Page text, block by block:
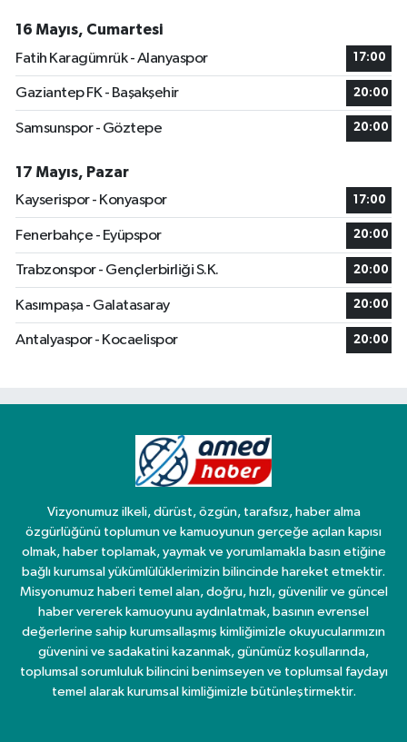
16 Mayıs, Cumartesi
Fatih Karagümrük - Alanyaspor
17:00
Gaziantep FK - Başakşehir 20:00
Samsunspor - Göztepe 20:00
17 Mayıs, Pazar
Kayserispor - Konyaspor
17:00
Fenerbahçe - Eyüpspor 20:00
Trabzonspor - Gençlerbirliği S.K. 20:00
Kasımpaşa - Galatasaray 20:00
Antalyaspor - Kocaelispor 20:00
Vizyonumuz ilkeli, dürüst, özgün, tarafsız, haber alma
özgürlüğünü toplumun ve kamuoyunun gerçeğe açılan kapısı
olmak, haber toplamak, yaymak ve yorumlamakla basın etiğine
bağlı kurumsal yükümlülüklerimizin bilincinde hareket etmektir.
Misyonumuz haberi temel alan, doğru, hızlı, güvenilir ve güncel
haber vererek kamuoyunu aydınlatmak, basının evrensel
değerlerine sahip kurumsallaşmış kimliğimizle okuyucularımızın
güvenini ve sadakatini kazanmak, günümüz koşullarında,
toplumsal sorumluluk bilincini benimseyen ve toplumsal faydayı
temel alarak kurumsal kimliğimizle bütünleştirmektir.